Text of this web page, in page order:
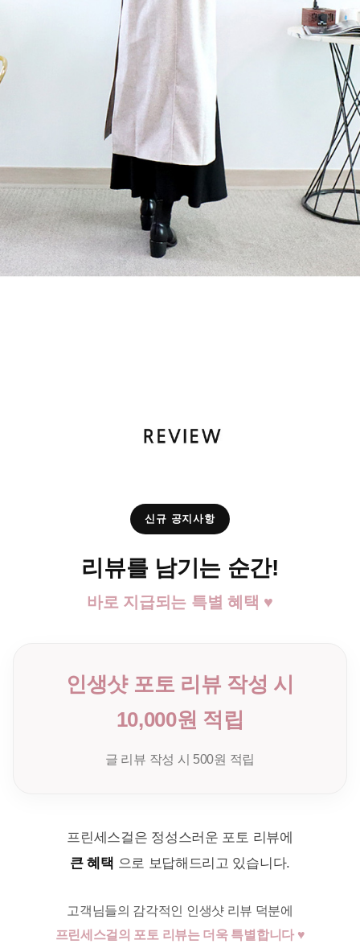
신규 공지사항
리뷰를 남기는 순간!
바로 지급되는 특별 혜택 ♥
인생샷 포토 리뷰 작성 시
10,000원 적립
글 리뷰 작성 시 500원 적립
프린세스걸은 정성스러운 포토 리뷰에
큰 혜택 으로 보답해드리고 있습니다.
고객님들의 감각적인 인생샷 리뷰 덕분에
프린세스걸의 포토 리뷰는 더욱 특별합니다 ♥